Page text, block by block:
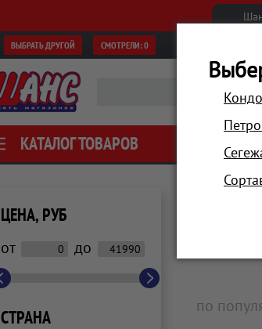
ВЫБРАТЬ ДРУГОЙ СМОТРЕЛИ:0
КАТАЛОГ ТОВАРОВ АКЦИИ
ЦЕНА, РУБ
от до
СТРАНА
по